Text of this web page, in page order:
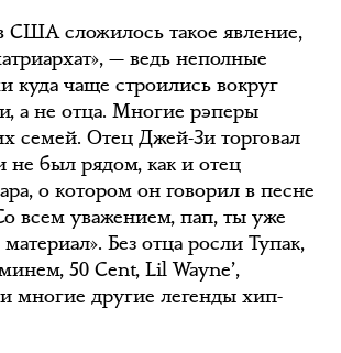
США сложилось такое явление,
— ведь неполные
куда чаще строились вокруг
а не отца. Многие рэперы
семей. Отец Джей-Зи торговал
не был рядом, как и отец
о котором он говорил в песне
всем уважением, пап, ты уже
Без отца росли Тупак,
50 Cent, Lil Wayne’,
многие другие легенды хип-